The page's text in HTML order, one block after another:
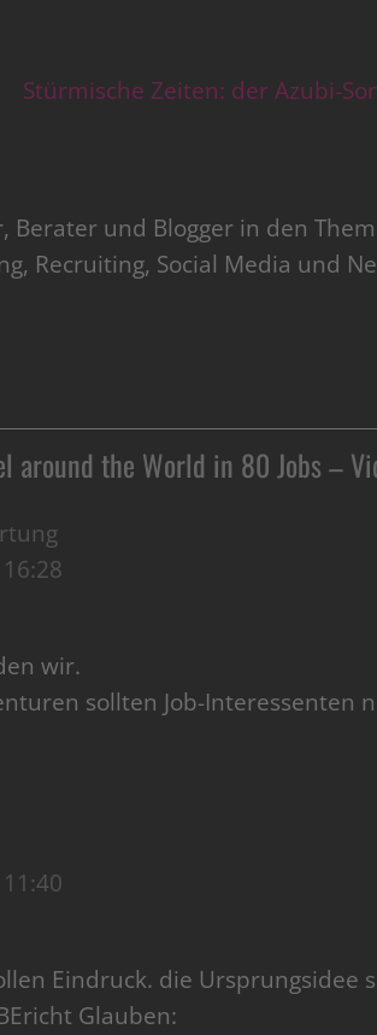
Stürmische Zeiten: der Azubi-
Berater und Blogger in den
Recruiting, Social Media und
around the World in 80 Jobs –
wir.
sollten Job-Interessenten
Eindruck. die Ursprungsidee
Glauben: